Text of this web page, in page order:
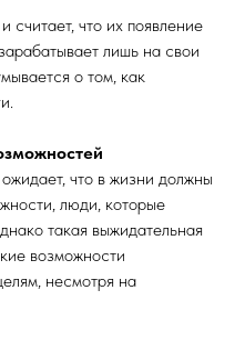
считает, что их появление
лишь на свои
о том, как
что в жизни должны
люди, которые
такая выжидательная
возможности
несмотря на